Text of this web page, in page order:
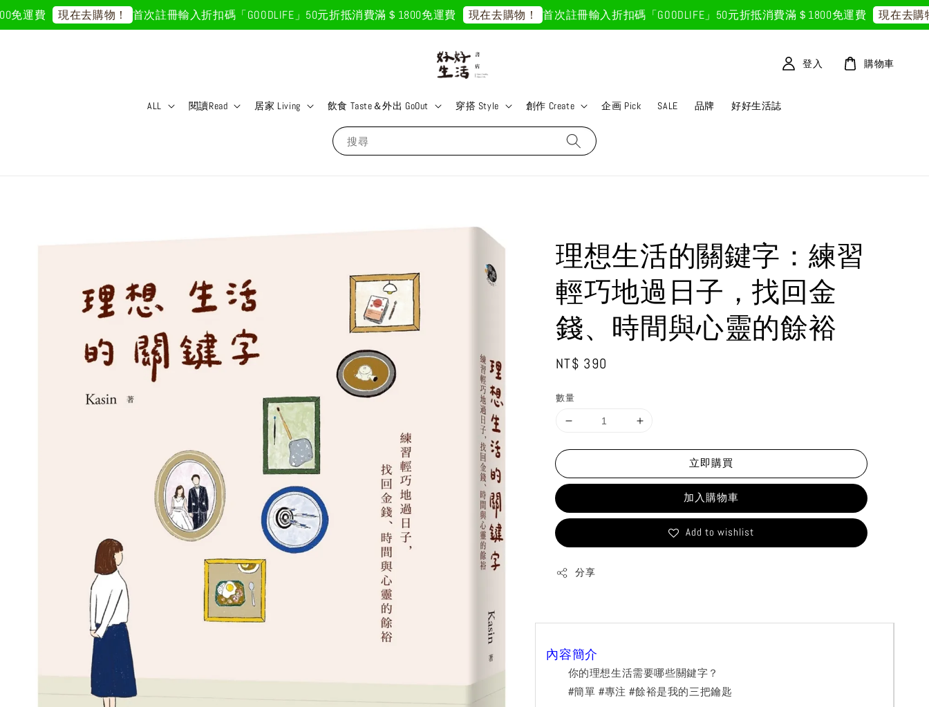
費 現在去購物！ 首次註冊輸入折扣碼「GOODLIFE」50元折抵消費滿＄1800免運費 現在去購物！ 首次註冊輸入折扣碼「GOODLIFE」50元折抵消費滿＄1800免運費 現在去購物！
搜尋
ALL 閱讀Read 居家 Living 飲食 Taste＆外出 GoOut 穿搭 Style 創作 Create 企画 Pick SALE 品牌 好好生活誌
登入 購物車
理想生活的關鍵字：練習
輕巧地過日子，找回金
錢、時間與心靈的餘裕
Regular
NT$ 390
數量
立即購買
加入購物車
Add to wishlist
分享
內容簡介
你的理想生活需要哪些關鍵字？
#簡單 #專注 #餘裕是我的三把鑰匙